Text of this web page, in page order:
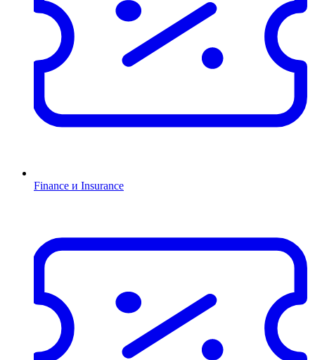
Finance и Insurance